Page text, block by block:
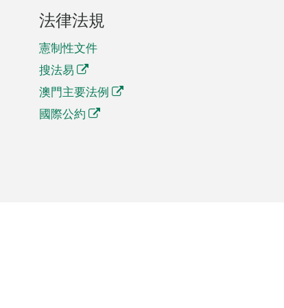
法律法規
憲制性文件
搜法易
澳門主要法例
國際公約